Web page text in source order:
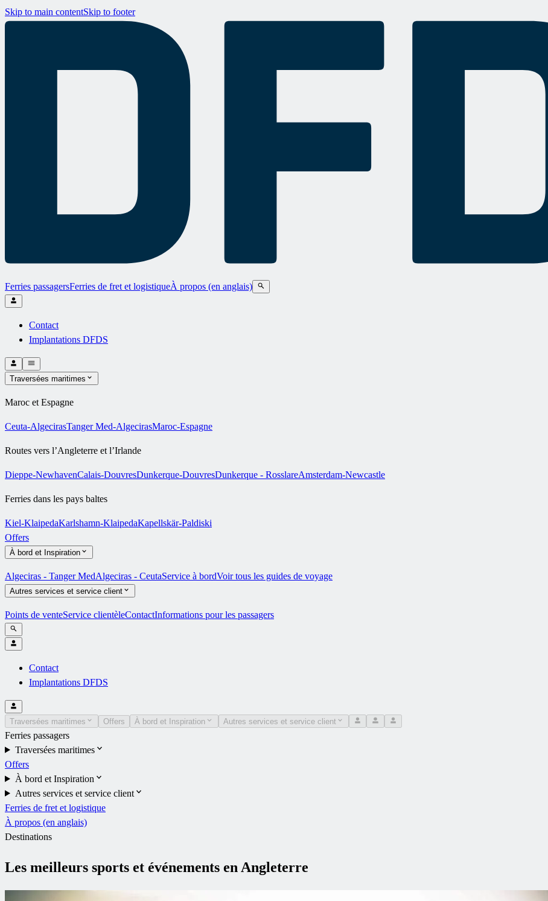
Skip to main contentSkip to footer
Ferries passagersFerries de fret et logistiqueÀ propos (en anglais)
Contact
Implantations DFDS
Traversées maritimes
Maroc et Espagne
Ceuta-AlgecirasTanger Med-AlgecirasMaroc-Espagne
Routes vers l’Angleterre et l’Irlande
Dieppe-NewhavenCalais-DouvresDunkerque-DouvresDunkerque - RosslareAmsterdam-Newcastle
Ferries dans les pays baltes
Kiel-KlaipedaKarlshamn-KlaipedaKapellskär-Paldiski
Offers
À bord et Inspiration
Algeciras - Tanger MedAlgeciras - CeutaService à bordVoir tous les guides de voyage
Autres services et service client
Points de venteService clientèleContactInformations pour les passagers
Contact
Implantations DFDS
Traversées maritimes Offers À bord et Inspiration Autres services et service client
Ferries passagers
Traversées maritimes
Offers
À bord et Inspiration
Autres services et service client
Ferries de fret et logistique
À propos (en anglais)
Destinations
Les meilleurs sports et événements en Angleterre